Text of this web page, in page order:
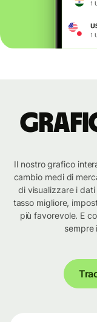
Il nostro grafico
cambio medi di
di visualizzare i
tasso migliore,
più favorevole. E
sempre